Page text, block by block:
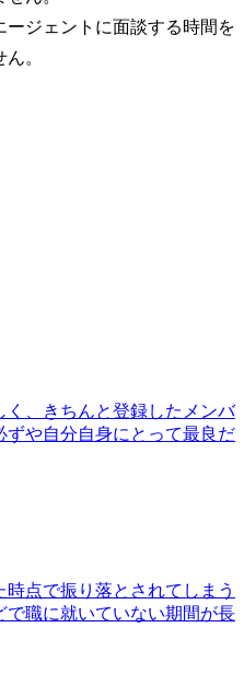
ジェントに面談する時間を
。
、きちんと登録したメンバ
や自分自身にとって最良だ
点で振り落とされてしまう
職に就いていない期間が長